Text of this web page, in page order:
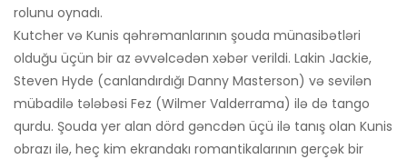
rolunu oynadı.
Kutcher və Kunis qəhrəmanlarının şouda münasibətləri
olduğu üçün bir az əvvəlcədən xəbər verildi. Lakin Jackie,
Steven Hyde (canlandırdığı Danny Masterson) və sevilən
mübadilə tələbəsi Fez (Wilmer Valderrama) ilə də tango
qurdu. Şouda yer alan dörd gəncdən üçü ilə tanış olan Kunis
obrazı ilə, heç kim ekrandakı romantikalarının gerçək bir